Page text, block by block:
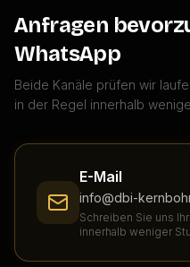
Anfragen
WhatsApp
Beide Kanäle prüfen wir
in der Regel innerhalb
E-Mail
info@dbi-
Schreiben Sie uns
innerhalb weniger